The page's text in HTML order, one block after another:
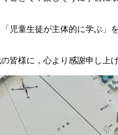
児童生徒が主体的に学ぶ」
皆様に，心より感謝申し上げ